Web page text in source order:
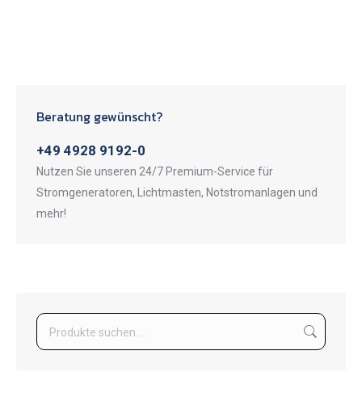
Beratung gewünscht?
+49 4928 9192-0
Nutzen Sie unseren 24/7 Premium-Service für
Stromgeneratoren, Lichtmasten, Notstromanlagen und
mehr!